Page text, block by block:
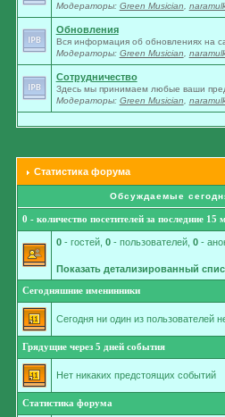
Модераторы: Green Musician
Обновления
Вся информация об обновлениях на
Модераторы: Green Musician
Сотрудничество
Здесь мы принимаем любые ваши
Модераторы: Green Musician
Статистика форума
Обсуждаемые
0 - количество посетителей за последние 15
0- гостей, 0- пользователей, 0-
Показать детализированный
Сегодняшние именинники
Сегодня ни один из пользователей
Грядущие через 5 дней события
Нет никаких предстоящих событий
Статистика форума